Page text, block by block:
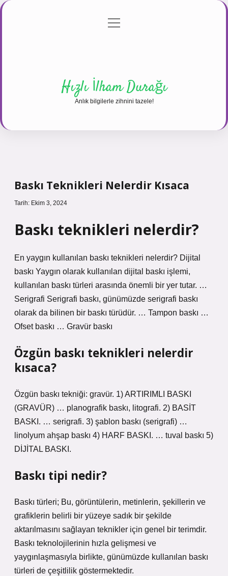
Gizlilik Politikası
menüyü
Hızlı İlham Durağı
Anlık bilgilerle zihnini tazele!
Baskı Teknikleri Nelerdir Kısaca
Tarih: Ekim 3, 2024
Baskı teknikleri nelerdir?
En yaygın kullanılan baskı teknikleri nelerdir? Dijital
baskı Yaygın olarak kullanılan dijital baskı işlemi,
kullanılan baskı türleri arasında önemli bir yer tutar. …
Serigrafi Serigrafi baskı, günümüzde serigrafi baskı
olarak da bilinen bir baskı türüdür. … Tampon baskı …
Ofset baskı … Gravür baskı
Özgün baskı teknikleri nelerdir
kısaca?
Özgün baskı tekniği: gravür. 1) ARTIRIMLI BASKI
(GRAVÜR) … planografik baskı, litografi. 2) BASİT
BASKI. … serigrafi. 3) şablon baskı (serigrafi) …
linolyum ahşap baskı 4) HARF BASKI. … tuval baskı 5)
DİJİTAL BASKI.
Baskı tipi nedir?
Baskı türleri; Bu, görüntülerin, metinlerin, şekillerin ve
grafiklerin belirli bir yüzeye sadık bir şekilde
aktarılmasını sağlayan teknikler için genel bir terimdir.
Baskı teknolojilerinin hızla gelişmesi ve
yaygınlaşmasıyla birlikte, günümüzde kullanılan baskı
türleri de çeşitlilik göstermektedir.